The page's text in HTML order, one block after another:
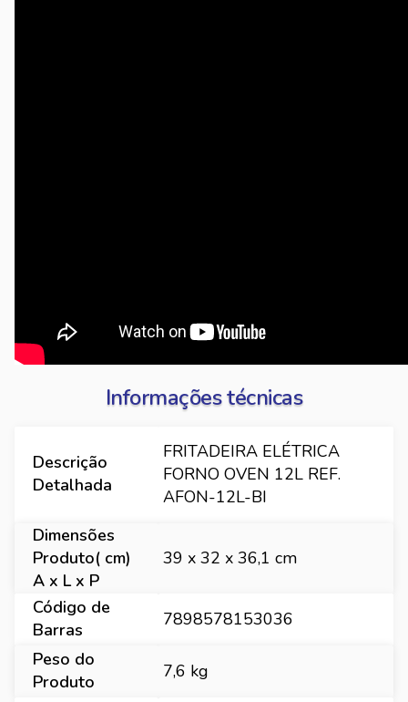
Informações técnicas
Descrição
Detalhada
FRITADEIRA ELÉTRICA
FORNO OVEN 12L REF.
AFON-12L-BI
Dimensões
Produto( cm)
A x L x P
39 x 32 x 36,1 cm
Código de
Barras
7898578153036
Peso do
Produto
7,6 kg